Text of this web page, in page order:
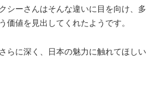
シーさんはそんな違いに目を向け、多
価値を見出してくれたようです。
らに深く、日本の魅力に触れてほしい